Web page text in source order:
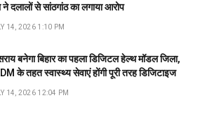
ने दलालों से सांठगांठ का लगाया आरोप
14, 2026 1:10 PM
बनेगा बिहार का पहला डिजिटल हेल्थ मॉडल जिला,
के तहत स्वास्थ्य सेवाएं होंगी पूरी तरह डिजिटाइज
14, 2026 12:04 PM